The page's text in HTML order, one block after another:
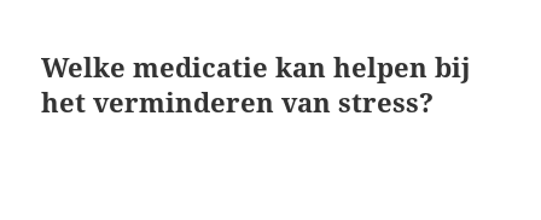
Welke medicatie kan helpen bij
het verminderen van stress?